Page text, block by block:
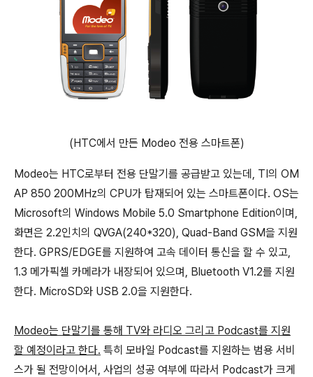
(HTC에서 만든 Modeo 전용 스마트폰)
Modeo는 HTC로부터 전용 단말기를 공급받고 있는데, TI의 OM
AP 850 200MHz의 CPU가 탑재되어 있는 스마트폰이다. OS는
Microsoft의 Windows Mobile 5.0 Smartphone Edition이며,
화면은 2.2인치의 QVGA(240*320), Quad-Band GSM을 지원
한다. GPRS/EDGE를 지원하여 고속 데이터 통신을 할 수 있고,
1.3 메가픽셀 카메라가 내장되어 있으며, Bluetooth V1.2를 지원
한다. MicroSD와 USB 2.0을 지원한다.
Modeo는 단말기를 통해 TV와 라디오 그리고 Podcast를 지원
할 예정이라고 한다. 특히 모바일 Podcast를 지원하는 범용 서비
스가 될 전망이어서, 사업의 성공 여부에 따라서 Podcast가 크게